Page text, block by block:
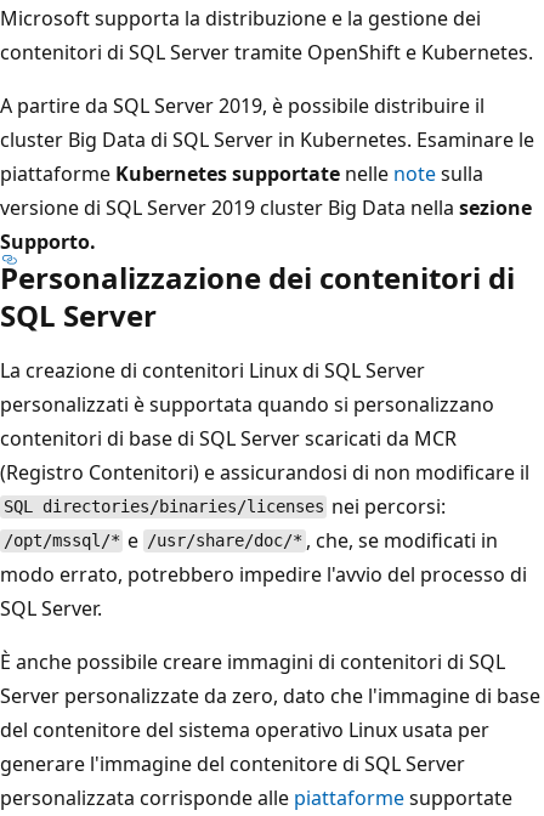
Microsoft supporta la distribuzione e la gestione dei
contenitori di SQL Server tramite OpenShift e Kubernetes.
A partire da SQL Server 2019, è possibile distribuire il
cluster Big Data di SQL Server in Kubernetes. Esaminare le
piattaforme Kubernetes supportate nelle notesulla
versione di SQL Server 2019 cluster Big Data nella sezione
Supporto.
Personalizzazione dei contenitori di
SQL Server
La creazione di contenitori Linux di SQL Server
personalizzati è supportata quando si personalizzano
contenitori di base di SQL Server scaricati da MCR
(Registro Contenitori) e assicurandosi di non modificare il
SQL directories/binaries/licenses nei percorsi:
/opt/mssql/* e /usr/share/doc/* , che, se modificati in
modo errato, potrebbero impedire l'avvio del processo di
SQL Server.
È anche possibile creare immagini di contenitori di SQL
Server personalizzate da zero, dato che l'immagine di base
del contenitore del sistema operativo Linux usata per
generare l'immagine del contenitore di SQL Server
personalizzata corrisponde alle piattaformesupportate